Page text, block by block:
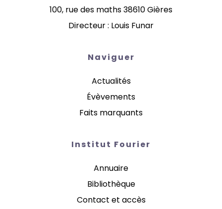
100, rue des maths 38610 Gières
Directeur : Louis Funar
Naviguer
Actualités
Évèvements
Faits marquants
Institut Fourier
Annuaire
Bibliothèque
Contact et accès